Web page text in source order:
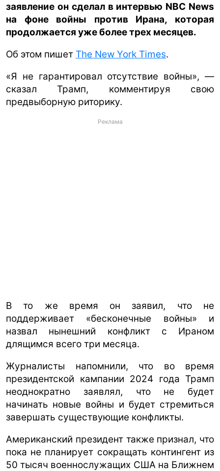
заявление он сделал в интервью NBC News
на фоне войны против Ирана, которая
продолжается уже более трех месяцев.
Об этом пишет The New York Times.
«Я не гарантировал отсутствие войны», —
сказал Трамп, комментируя свою
предвыборную риторику.
Реклама
В то же время он заявил, что не
поддерживает «бесконечные войны» и
назвал нынешний конфликт с Ираном
длящимся всего три месяца.
Журналисты напомнили, что во время
президентской кампании 2024 года Трамп
неоднократно заявлял, что не будет
начинать новые войны и будет стремиться
завершать существующие конфликты.
Американский президент также признал, что
пока не планирует сокращать контингент из
50 тысяч военнослужащих США на Ближнем